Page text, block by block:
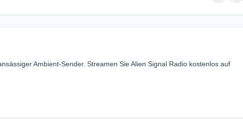
Ambient-Sender. Streamen Sie Alien Signal Radio kostenlos auf